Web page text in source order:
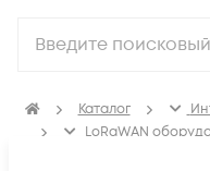
Каталог
LoRaWAN